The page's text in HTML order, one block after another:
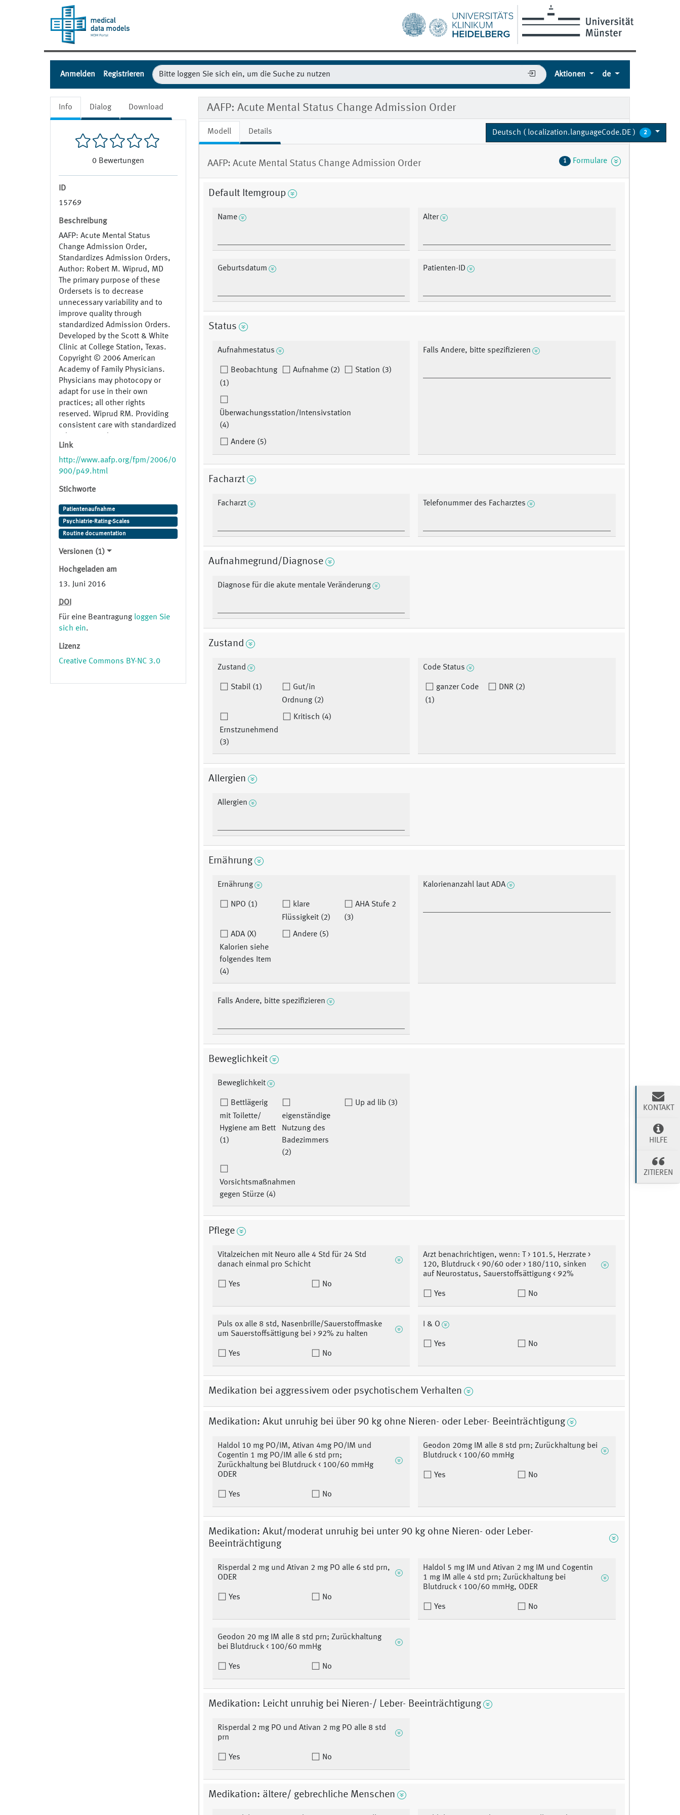
Anmelden Registrieren Aktionen de
Info Dialog Download
0 Bewertungen
ID
15769
Beschreibung
AAFP: Acute Mental Status
Change Admission Order,
Standardizes Admission Orders,
Author: Robert M. Wiprud, MD
The primary purpose of these
Ordersets is to decrease
unnecessary variability and to
improve quality through
standardized Admission Orders.
Developed by the Scott & White
Clinic at College Station, Texas.
Copyright © 2006 American
Academy of Family Physicians.
Physicians may photocopy or
adapt for use in their own
practices; all other rights
reserved. Wiprud RM. Providing
consistent care with standardized
Manag. September 2006: 49-52
See
http://www.aafp.org/fpm/2006/0
includes the first section ("Acute
mental status change admission
order").
Link
http://www.aafp.org/fpm/2006/0
900/p49.html
Stichworte
Patientenaufnahme
Psychiatrie-Rating-Scales
Routine documentation
Versionen (1)
Hochgeladen am
13. Juni 2016
DOI
Für eine Beantragung loggen Sie
sich ein.
Lizenz
Creative Commons BY-NC 3.0
AAFP: Acute Mental Status Change Admission Order
Modell Details Deutsch ( localization.languageCode.DE ) 2
AAFP: Acute Mental Status Change Admission Order 1 Formulare
Default Itemgroup
Name Alter
Geburtsdatum Patienten-ID
Status
Aufnahmestatus
Beobachtung
(1)
Aufnahme (2) Station (3)
Überwachungsstation/Intensivstation
(4)
Andere (5)
Falls Andere, bitte spezifizieren
Facharzt
Facharzt Telefonummer des Facharztes
Aufnahmegrund/Diagnose
Diagnose für die akute mentale Veränderung
Zustand
Zustand
Stabil (1)
Gut/in
Ordnung (2)
Ernstzunehmend
(3)
Kritisch (4)
Code Status
ganzer Code
(1)
DNR (2)
Allergien
Allergien
Ernährung
Ernährung
NPO (1)
klare
Flüssigkeit (2)
AHA Stufe 2
(3)
ADA (X)
Kalorien siehe
folgendes Item
(4)
Andere (5)
Kalorienanzahl laut ADA
Falls Andere, bitte spezifizieren
Beweglichkeit
Beweglichkeit
Bettlägerig
mit Toilette/
Hygiene am Bett
(1)
eigenständige
Nutzung des
Badezimmers
(2)
Up ad lib (3)
Vorsichtsmaßnahmen
gegen Stürze (4)
Pflege
Vitalzeichen mit Neuro alle 4 Std für 24 Std
danach einmal pro Schicht
Yes No
Arzt benachrichtigen, wenn: T > 101.5, Herzrate >
120, Blutdruck < 90/60 oder > 180/110, sinken
auf Neurostatus, Sauerstoffsättigung < 92%
Yes No
Puls ox alle 8 std, Nasenbrille/Sauerstoffmaske
um Sauerstoffsättigung bei > 92% zu halten
Yes No
I & O
Yes No
Medikation bei aggressivem oder psychotischem Verhalten
Medikation: Akut unruhig bei über 90 kg ohne Nieren- oder Leber- Beeinträchtigung
Haldol 10 mg PO/IM, Ativan 4mg PO/IM und
Cogentin 1 mg PO/IM alle 6 std prn;
Zurückhaltung bei Blutdruck < 100/60 mmHg
ODER
Yes No
Geodon 20mg IM alle 8 std prn; Zurückhaltung bei
Blutdruck < 100/60 mmHg
Yes No
Medikation: Akut/moderat unruhig bei unter 90 kg ohne Nieren- oder Leber-
Beeinträchtigung
Risperdal 2 mg und Ativan 2 mg PO alle 6 std prn,
ODER
Yes No
Haldol 5 mg IM und Ativan 2 mg IM und Cogentin
1 mg IM alle 4 std prn; Zurückhaltung bei
Blutdruck < 100/60 mmHg, ODER
Yes No
Geodon 20 mg IM alle 8 std prn; Zurückhaltung
bei Blutdruck < 100/60 mmHg
Yes No
Medikation: Leicht unruhig bei Nieren-/ Leber- Beeinträchtigung
Risperdal 2 mg PO und Ativan 2 mg PO alle 8 std
prn
Yes No
Medikation: ältere/ gebrechliche Menschen
KONTAKT
HILFE
ZITIEREN